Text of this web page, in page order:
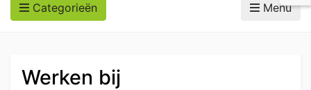
Categorieën Menu
Werken bij